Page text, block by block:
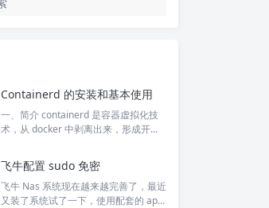
Containerd 的安装和基本使用
一、简介 containerd 是容器虚拟化技
术，从 docker 中剥离出来，形成开放
er 对容器的管理和操作基本都是通过 c
ontainerd 完成的。Containerd 是一个
工业级标准的容器运行时，它强调简单
性、健壮性和可移植性。Containerd
飞牛配置 sudo 免密
飞牛 Nas 系统现在越来越完善了，最近
又装了系统试了一下，使用配套的 app